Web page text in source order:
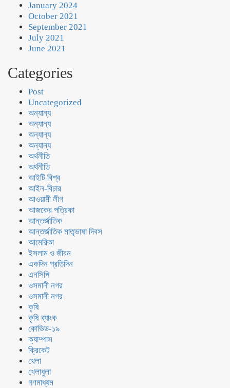
January 2024
October 2021
September 2021
July 2021
June 2021
Categories
Post
Uncategorized
অন্যান্য
অন্যান্য
অন্যান্য
অন্যান্য
অর্থনীতি
অর্থনীতি
আইটি বিশ্ব
আইন-বিচার
আওয়ামী লীগ
আজকের পত্রিকা
আন্তর্জাতিক
আন্তর্জাতিক মাতৃভাষা দিবস
আমেরিকা
ইসলাম ও জীবন
একদিন প্রতিদিন
এনসিপি
ওসমানী নগর
ওসমানী নগর
কৃষি
কৃষি ব্যাংক
কোভিড-১৯
ক্যাম্পাস
ক্রিকেট
খেলা
খেলাধুলা
গণমাধ্যম